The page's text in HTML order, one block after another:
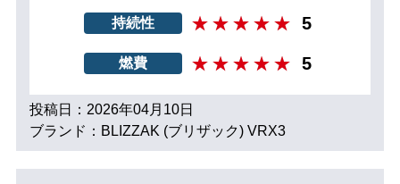
持続性 5
燃費 5
投稿日：2026年04月10日
ブランド：BLIZZAK (ブリザック) VRX3